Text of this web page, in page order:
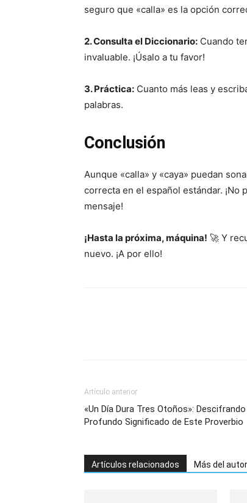
seguro que «calla» es la opción
2. Consulta el Diccionario: Cuando
invaluable. ¡Úsalo a tu favor!
3. Práctica: Cuanto más leas y
palabras.
Conclusión
Aunque «calla» y «caya» puedan
correcta en el español estándar.
mensaje!
¡Hasta la próxima, máquina! 🚀 Y
nuevo. ¡A por ello!
Artículo anterior
«Un Día Dura Tres Otoños»: Descifrando
Profundo Significado de Este Proverbio
Artículos relacionados Más del autor